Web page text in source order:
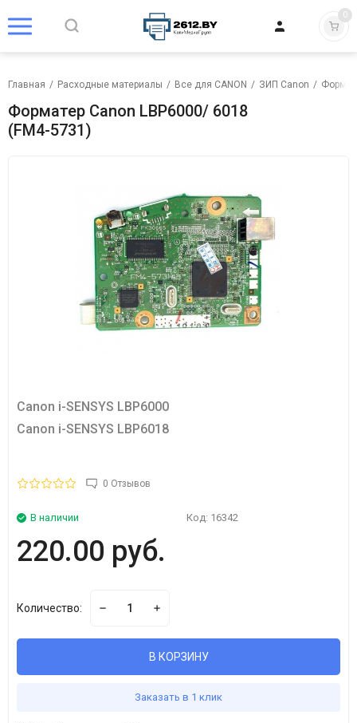
0
Главная / Расходные материалы / Все для CANON / ЗИП Canon /
Форматер Canon LBP6000/ 6018
(FM4-5731)
Canon i-SENSYS LBP6000
Canon i-SENSYS LBP6018
0 Отзывов
В наличии Код: 16342
220.00 руб.
Количество:
В КОРЗИНУ
Заказать в 1 клик